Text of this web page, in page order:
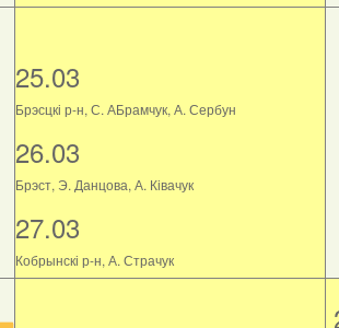
25.03
Брэсцкі р-н, С. АБрамчук, А. Сербун
26.03
Брэст, Э. Данцова, А. Ківачук
27.03
Кобрынскі р-н, А. Страчук